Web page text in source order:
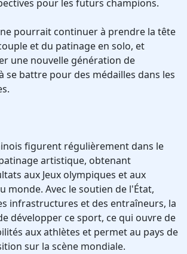
pour les futurs champions.
pourrait continuer à prendre la tête
et du patinage en solo, et
une nouvelle génération de
se battre pour des médailles dans les
figurent régulièrement dans le
artistique, obtenant
aux Jeux olympiques et aux
monde. Avec le soutien de l'État,
infrastructures et des entraîneurs, la
développer ce sport, ce qui ouvre de
aux athlètes et permet au pays de
sur la scène mondiale.